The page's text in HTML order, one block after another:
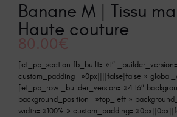
Banane M | Tissu
Haute couture
80.00€
[et_pb_section fb_built= »1″
custom_padding= »0px||||false|false »
[et_pb_row _builder_version= »4.16″
background_position= »top_left »
width= »100% » custom_padding=